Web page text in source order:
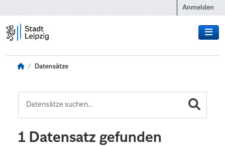
Anmelden
Datensätze
1 Datensatz gefunden